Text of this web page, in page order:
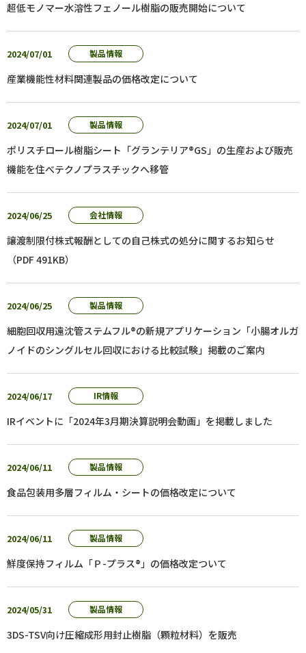
超低モノマー水溶性フェノール樹脂の販売開始について
2024/07/01 製品情報
産業機能性材料関連製品の価格改定について
2024/07/01 製品情報
ポリスチロール樹脂シート「グランテリア®GS」の生産および販売
機能を住べテクノプラスチックへ移管
2024/06/25 会社情報
譲渡制限付株式報酬としての自己株式の処分に関するお知らせ
（PDF 491KB）
2024/06/25 製品情報
細胞回収用遠沈管ステムフル®の新規アプリケーション「小腸オルガ
ノイドのシングルセル回収における比較試験」掲載のご案内
2024/06/17 IR情報
IRイベントに「2024年3月期決算説明会動画」を掲載しました
2024/06/11 製品情報
食品包装用多層フィルム・シートの価格改定について
2024/06/11 製品情報
鮮度保持フィルム「Ｐ-プラス®」の価格改定ついて
2024/05/31 製品情報
3DS-TSV向け圧縮成形用封止樹脂（顆粒材料）を販売